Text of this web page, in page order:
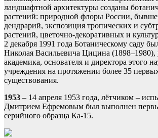
ландшафтной архитектуры созданы
растений: природной флоры России,
дендрарий, экспозиция тропических и
растений, цветочно-декоративных и
2 декабря 1991 года Ботаническому саду
Николая Васильевича Цицина (1898–1980),
академика, основателя и директора этого
учреждения на протяжении более 35
существования.
1953 – 14 апреля 1953 года, лётчиком –
Дмитрием Ефремовым был выполнен
серийного образца Ка-15.